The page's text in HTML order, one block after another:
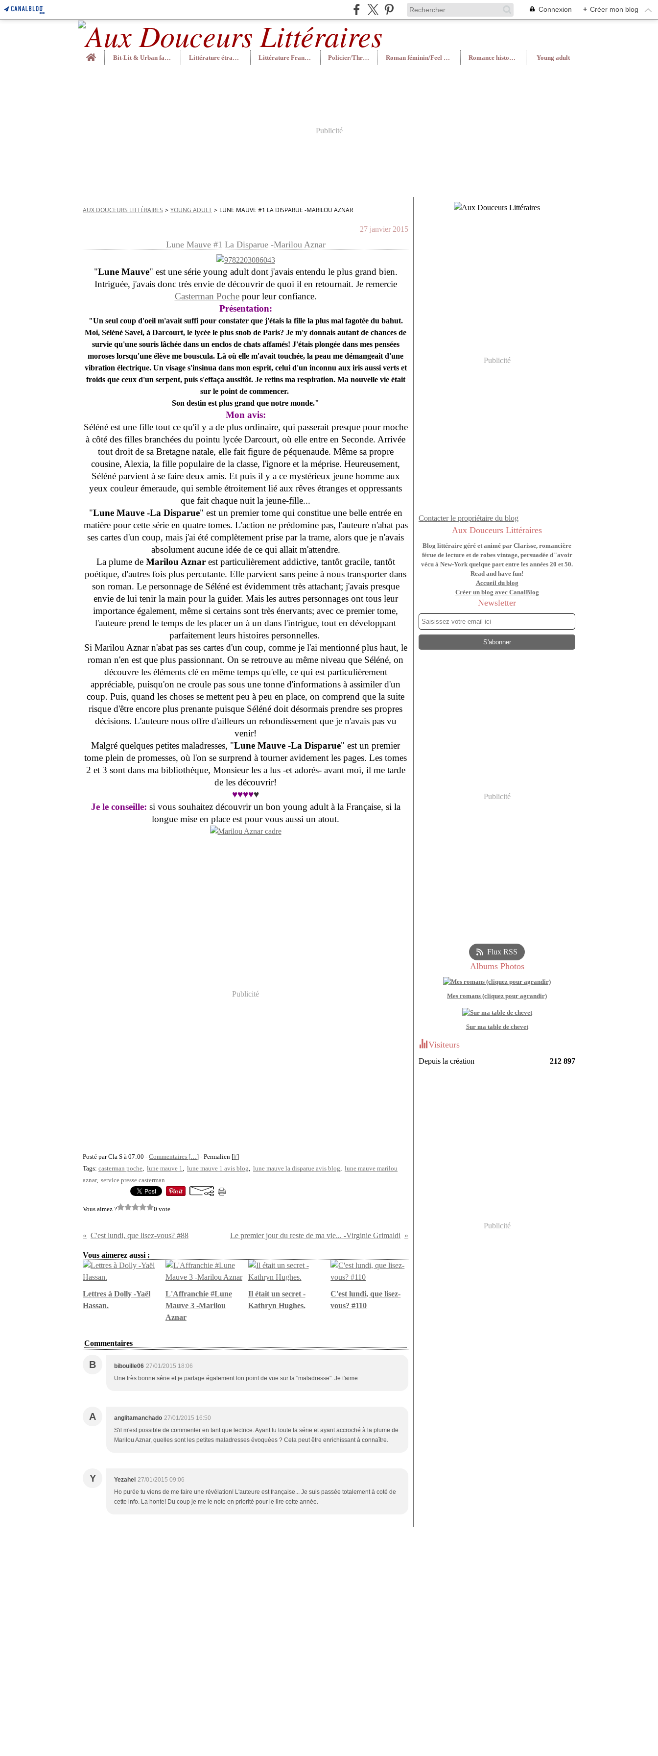
Connexion + Créer mon blog
Home
Bit-Lit & Urban fantasy Littérature étrangère Littérature Française Policier/Thriller Roman féminin/Feel Good Romance historique Young adult
Publicité
AUX DOUCEURS LITTÉRAIRES > YOUNG ADULT > LUNE MAUVE #1 LA DISPARUE -MARILOU AZNAR
27 janvier 2015
Lune Mauve #1 La Disparue -Marilou Aznar
"Lune Mauve" est une série young adult dont j'avais entendu le plus grand bien.
Intriguée, j'avais donc très envie de découvrir de quoi il en retournait. Je remercie
Casterman Pochepour leur confiance.
Présentation:
"Un seul coup d'oeil m'avait suffi pour constater que j'étais la fille la plus mal fagotée du bahut.
Moi, Séléné Savel, à Darcourt, le lycée le plus snob de Paris? Je m'y donnais autant de chances de
survie qu'une souris lâchée dans un enclos de chats affamés! J'étais plongée dans mes pensées
moroses lorsqu'une élève me bouscula. Là où elle m'avait touchée, la peau me démangeait d'une
vibration électrique. Un visage s'insinua dans mon esprit, celui d'un inconnu aux iris aussi verts et
froids que ceux d'un serpent, puis s'effaça aussitôt. Je retins ma respiration. Ma nouvelle vie était
sur le point de commencer.
Son destin est plus grand que notre monde."
Mon avis:
Séléné est une fille tout ce qu'il y a de plus ordinaire, qui passerait presque pour moche
à côté des filles branchées du pointu lycée Darcourt, où elle entre en Seconde. Arrivée
tout droit de sa Bretagne natale, elle fait figure de péquenaude. Même sa propre
cousine, Alexia, la fille populaire de la classe, l'ignore et la méprise. Heureusement,
Séléné parvient à se faire deux amis. Et puis il y a ce mystérieux jeune homme aux
yeux couleur émeraude, qui semble étroitement lié aux rêves étranges et oppressants
que fait chaque nuit la jeune-fille...
"Lune Mauve -La Disparue" est un premier tome qui constitue une belle entrée en
matière pour cette série en quatre tomes. L'action ne prédomine pas, l'auteure n'abat pas
ses cartes d'un coup, mais j'ai été complètement prise par la trame, alors que je n'avais
absolument aucune idée de ce qui allait m'attendre.
La plume de Marilou Aznarest particulièrement addictive, tantôt gracile, tantôt
poétique, d'autres fois plus percutante. Elle parvient sans peine à nous transporter dans
son roman. Le personnage de Séléné est évidemment très attachant; j'avais presque
envie de lui tenir la main pour la guider. Mais les autres personnages ont tous leur
importance également, même si certains sont très énervants; avec ce premier tome,
l'auteure prend le temps de les placer un à un dans l'intrigue, tout en développant
parfaitement leurs histoires personnelles.
Si Marilou Aznar n'abat pas ses cartes d'un coup, comme je l'ai mentionné plus haut, le
roman n'en est que plus passionnant. On se retrouve au même niveau que Séléné, on
découvre les éléments clé en même temps qu'elle, ce qui est particulièrement
appréciable, puisqu'on ne croule pas sous une tonne d'informations à assimiler d'un
coup. Puis, quand les choses se mettent peu à peu en place, on comprend que la suite
risque d'être encore plus prenante puisque Séléné doit désormais prendre ses propres
décisions. L'auteure nous offre d'ailleurs un rebondissement que je n'avais pas vu
venir!
Malgré quelques petites maladresses, "Lune Mauve -La Disparue" est un premier
tome plein de promesses, où l'on se surprend à tourner avidement les pages. Les tomes
2 et 3 sont dans ma bibliothèque, Monsieur les a lus -et adorés- avant moi, il me tarde
de les découvrir!
♥♥♥♥♥
Je le conseille: si vous souhaitez découvrir un bon young adult à la Française, si la
longue mise en place est pour vous aussi un atout.
Publicité
Posté par Cla S à 07:00 - Commentaires […] - Permalien [#]
Tags: casterman poche, lune mauve 1, lune mauve 1 avis blog, lune mauve la disparue avis blog, lune mauve marilou
aznar, service presse casterman
Vous aimez ? 0 vote
C'est lundi, que lisez-vous? #88 Le premier jour du reste de ma vie... -Virginie Grimaldi
Vous aimerez aussi :
Lettres à Dolly -Yaël
Hassan.
L'Affranchie #Lune
Mauve 3 -Marilou
Aznar
Il était un secret -
Kathryn Hughes.
C'est lundi, que lisez-
vous? #110
Commentaires
B bibouille06 27/01/2015 18:06
Une très bonne série et je partage également ton point de vue sur la "maladresse". Je t'aime
A anglitamanchado 27/01/2015 16:50
S'il m'est possible de commenter en tant que lectrice. Ayant lu toute la série et ayant accroché à la plume de
Marilou Aznar, quelles sont les petites maladresses évoquées ? Cela peut être enrichissant à connaître.
Y Yezahel 27/01/2015 09:06
Ho purée tu viens de me faire une révélation! L'auteure est française... Je suis passée totalement à coté de
cette info. La honte! Du coup je me le note en priorité pour le lire cette année.
Publicité
Contacter le propriétaire du blog
Aux Douceurs Littéraires
Blog littéraire géré et animé par Clarisse, romancière
férue de lecture et de robes vintage, persuadée d''avoir
vécu à New-York quelque part entre les années 20 et 50.
Read and have fun!
Accueil du blog
Créer un blog avec CanalBlog
Newsletter
Publicité
Flux RSS
Albums Photos
Mes romans (cliquez pour agrandir)
Sur ma table de chevet
Visiteurs
Depuis la création 212 897
Publicité